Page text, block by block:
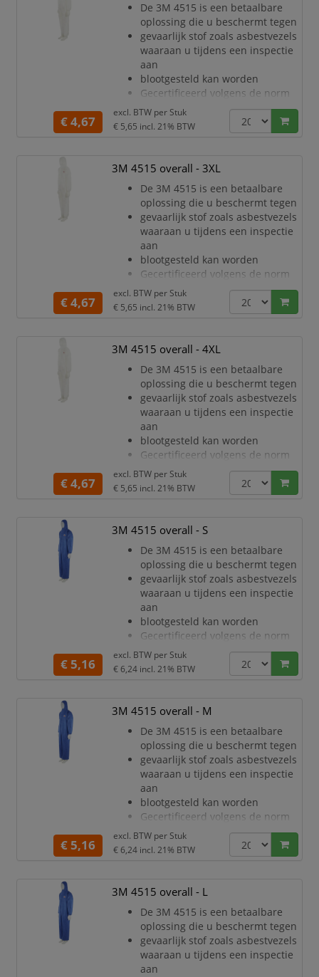
Uitstekende barrière tegen droge
deeltjes en bepaalde chemische
spetters (CE Type 5/6)
Stevig, zeer adem
De 3M 4515 is een betaalbare
oplossing die u beschermt tegen
gevaarlijk stof zoals asbestvezels
waaraan u tijdens een inspectie
aan
blootgesteld kan worden
Gecertificeerd volgens de norm
voor persoonlijke
beschermingsmiddelen
(PPE) categorie III, type 5/6
warmtestress en de hele dag
Uitstekende barrière tegen droge
deeltjes en bepaalde chemische
spetters (CE Type 5/6)
Stevig, zeer adem
€ 4,67
excl. BTW per Stuk
€ 5,65 incl. 21% BTW
3M 4515 overall - 3XL
De 3M 4515 is een betaalbare
oplossing die u beschermt tegen
gevaarlijk stof zoals asbestvezels
waaraan u tijdens een inspectie
aan
blootgesteld kan worden
Gecertificeerd volgens de norm
voor persoonlijke
beschermingsmiddelen
(PPE) categorie III, type 5/6
warmtestress en de hele dag
Uitstekende barrière tegen droge
deeltjes en bepaalde chemische
spetters (CE Type 5/6)
Stevig, zeer adem
€ 4,67
excl. BTW per Stuk
€ 5,65 incl. 21% BTW
3M 4515 overall - 4XL
De 3M 4515 is een betaalbare
oplossing die u beschermt tegen
gevaarlijk stof zoals asbestvezels
waaraan u tijdens een inspectie
aan
blootgesteld kan worden
Gecertificeerd volgens de norm
voor persoonlijke
beschermingsmiddelen
(PPE) categorie III, type 5/6
warmtestress en de hele dag
Uitstekende barrière tegen droge
deeltjes en bepaalde chemische
spetters (CE Type 5/6)
Stevig, zeer adem
€ 4,67
excl. BTW per Stuk
€ 5,65 incl. 21% BTW
3M 4515 overall - S
De 3M 4515 is een betaalbare
oplossing die u beschermt tegen
gevaarlijk stof zoals asbestvezels
waaraan u tijdens een inspectie
aan
blootgesteld kan worden
Gecertificeerd volgens de norm
voor persoonlijke
beschermingsmiddelen
(PPE) categorie III, type 5/6
warmtestress en de hele dag
Uitstekende barrière tegen droge
deeltjes en bepaalde chemische
spetters (CE Type 5/6)
Stevig, zeer adem
€ 5,16
excl. BTW per Stuk
€ 6,24 incl. 21% BTW
3M 4515 overall - M
De 3M 4515 is een betaalbare
oplossing die u beschermt tegen
gevaarlijk stof zoals asbestvezels
waaraan u tijdens een inspectie
aan
blootgesteld kan worden
Gecertificeerd volgens de norm
voor persoonlijke
beschermingsmiddelen
(PPE) categorie III, type 5/6
warmtestress en de hele dag
Uitstekende barrière tegen droge
deeltjes en bepaalde chemische
spetters (CE Type 5/6)
Stevig, zeer adem
€ 5,16
excl. BTW per Stuk
€ 6,24 incl. 21% BTW
3M 4515 overall - L
De 3M 4515 is een betaalbare
oplossing die u beschermt tegen
gevaarlijk stof zoals asbestvezels
waaraan u tijdens een inspectie
aan